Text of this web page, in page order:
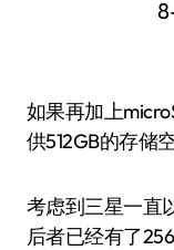
如果再加上
供512GB的存储空
考虑到三星一直
后者已经有了